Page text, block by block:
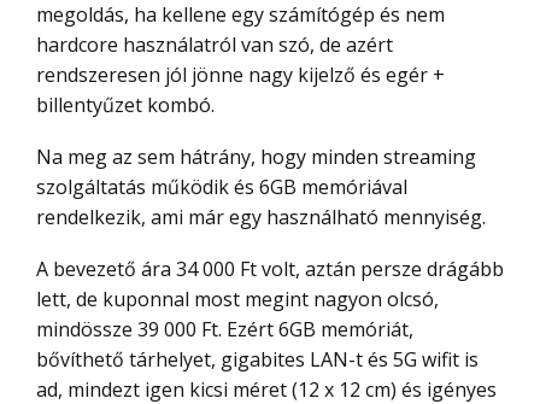
megoldás, ha kellene egy számítógép és nem
hardcore használatról van szó, de azért
rendszeresen jól jönne nagy kijelző és egér +
billentyűzet kombó.
Na meg az sem hátrány, hogy minden streaming
szolgáltatás működik és 6GB memóriával
rendelkezik, ami már egy használható mennyiség.
A bevezető ára 34 000 Ft volt, aztán persze drágább
lett, de kuponnal most megint nagyon olcsó,
mindössze 39 000 Ft. Ezért 6GB memóriát,
bővíthető tárhelyet, gigabites LAN-t és 5G wifit is
ad, mindezt igen kicsi méret (12 x 12 cm) és igényes